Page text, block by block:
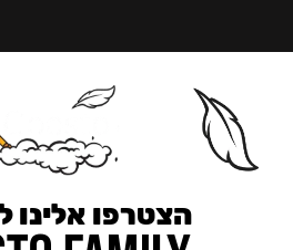
הצטרפו אלינו